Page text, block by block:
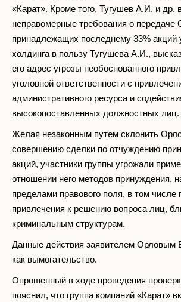
«Карат». Кроме того, Тугушев А.И. и др.
неправомерные требования о
принадлежащих последнему 33% акций
холдинга в пользу Тугушева А.И.,
его адрес угрозы необоснованного
уголовной ответственности с
административного ресурса и
высокопоставленных должностных лиц.
Желая незаконным путем склонить
совершению сделки по отчуждению
акций, участники группы угрожали
отношении него методов принуждения,
пределами правового поля, в том числе
привлечения к решению вопроса лиц,
криминальным структурам.
Данные действия заявителем Орловым
как вымогательство.
Опрошенный в ходе проведения
пояснил, что группа компаний «Карат»